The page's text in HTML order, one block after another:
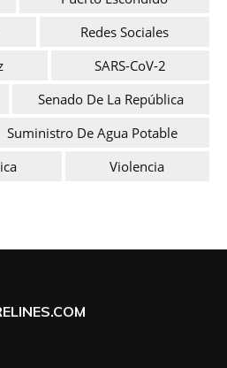
Redes Sociales
SARS-CoV-2
Senado De La República
Suministro De Agua Potable
Violencia